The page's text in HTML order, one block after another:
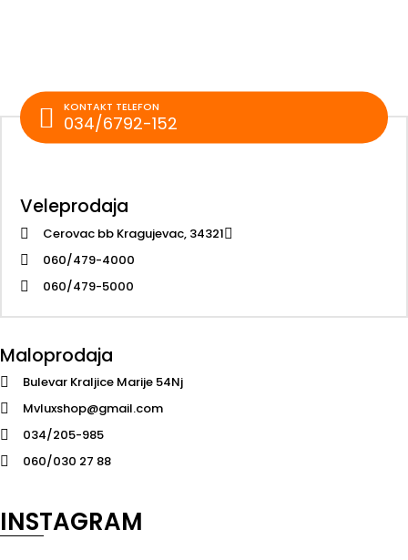
KONTAKT TELEFON
034/6792-152
Veleprodaja
Cerovac bb Kragujevac, 34321
060/479-4000
060/479-5000
Maloprodaja
Bulevar Kraljice Marije 54Nj
Mvluxshop@gmail.com
034/205-985
060/030 27 88
INSTAGRAM